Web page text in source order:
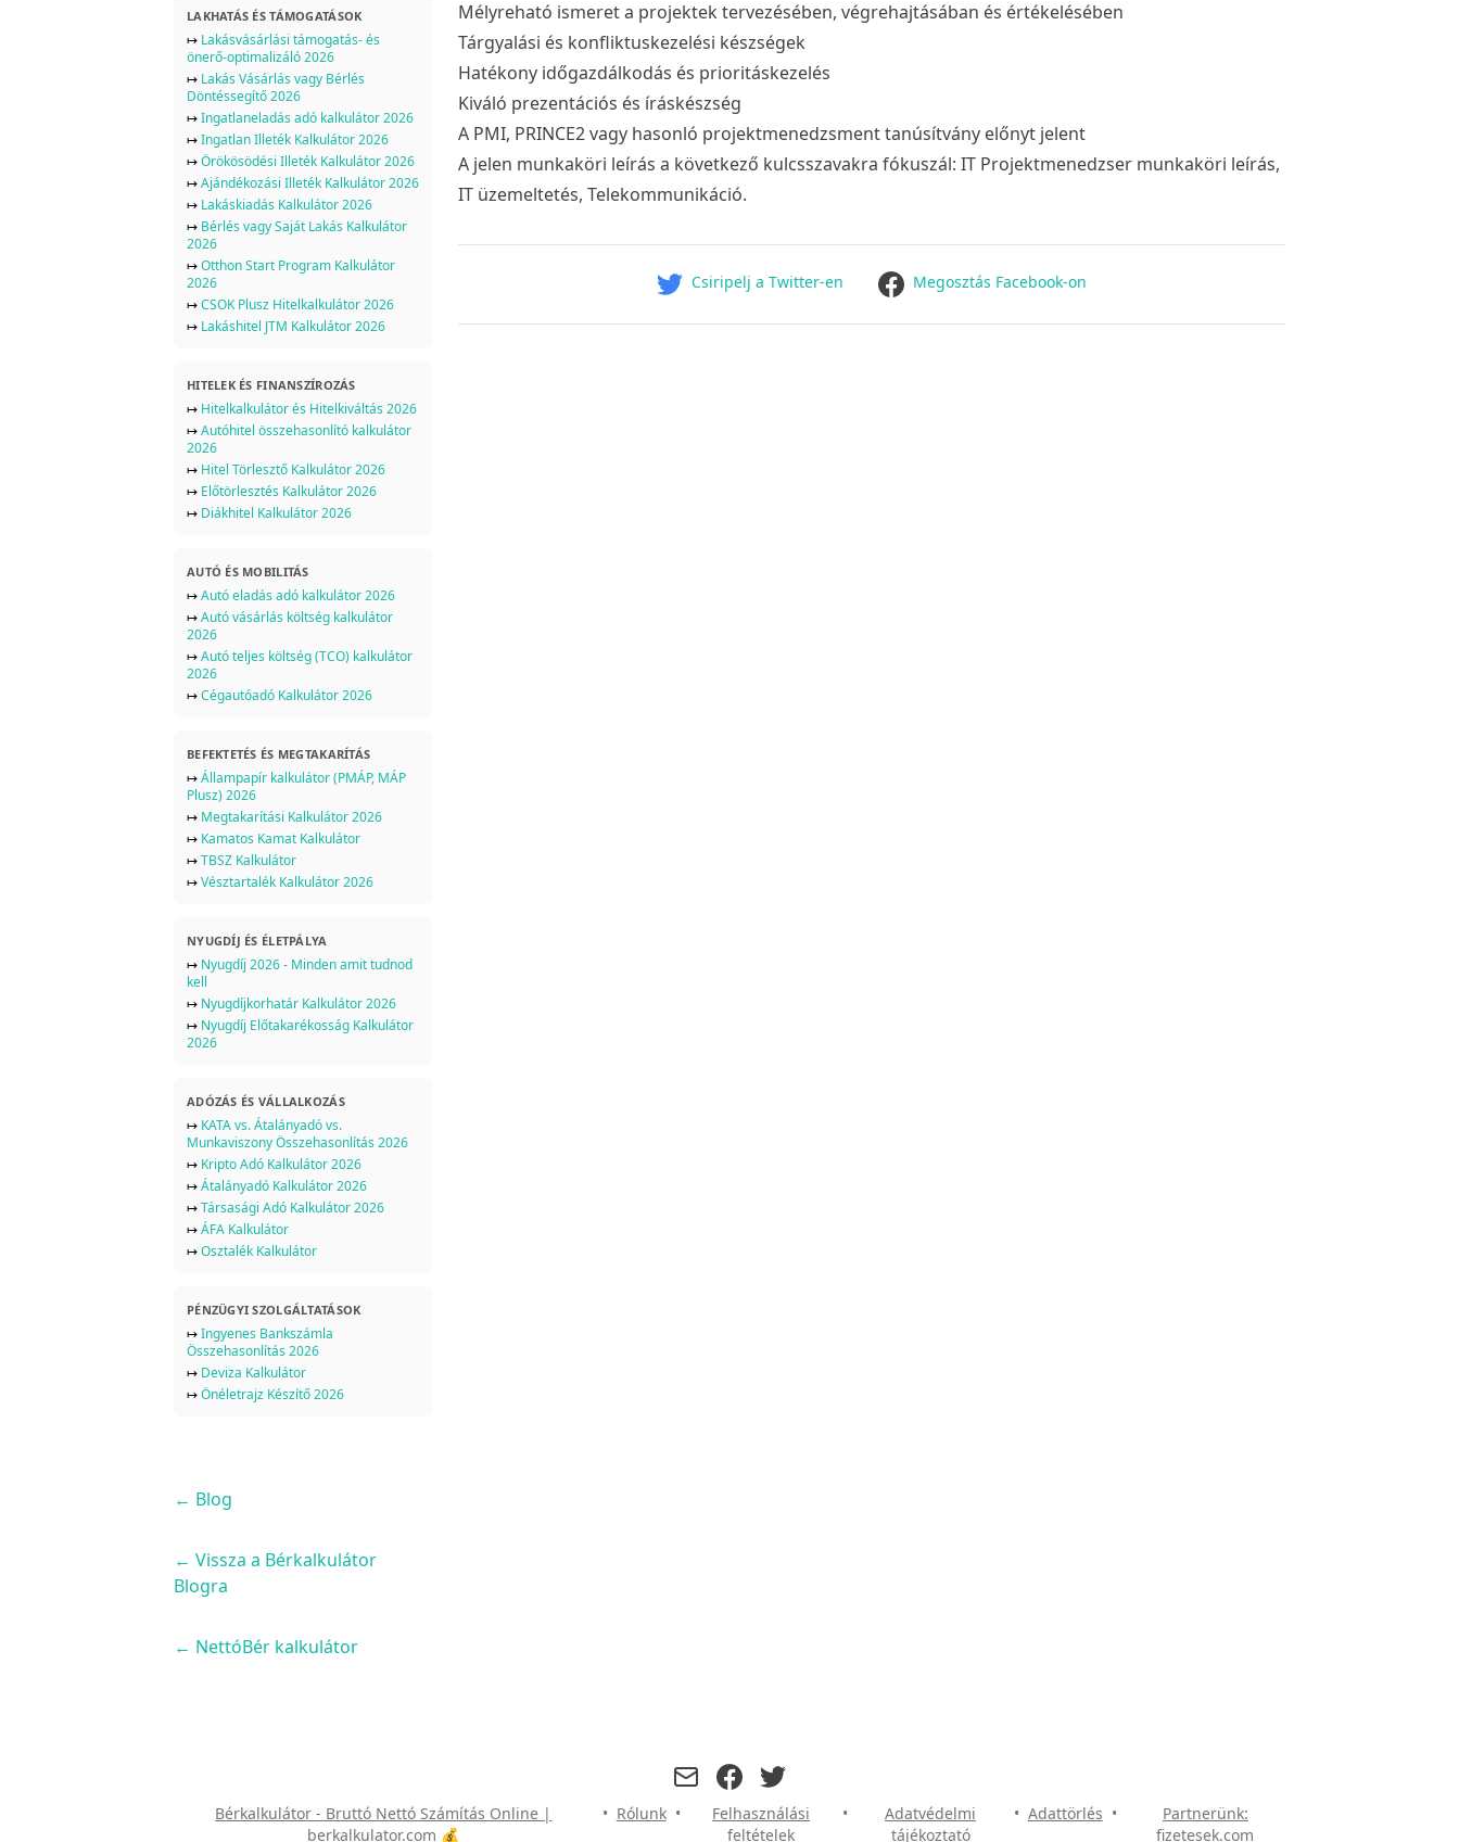
Mélyreható ismeret a projektek tervezésében, végrehajtásában és értékelésében
Tárgyalási és konfliktuskezelési készségek
Hatékony időgazdálkodás és prioritáskezelés
Kiváló prezentációs és íráskészség
A PMI, PRINCE2 vagy hasonló projektmenedzsment tanúsítvány előnyt jelent
A jelen munkaköri leírás a következő kulcsszavakra fókuszál: IT Projektmenedzser munkaköri leírás,
IT üzemeltetés, Telekommunikáció.
Csiripelj a Twitter-en facebookMegosztás Facebook-on
LAKHATÁS ÉS TÁMOGATÁSOK
↦ Lakásvásárlási támogatás- és
önerő-optimalizáló 2026
↦ Lakás Vásárlás vagy Bérlés
Döntéssegítő 2026
↦Ingatlaneladás adó kalkulátor 2026
↦Ingatlan Illeték Kalkulátor 2026
↦Örökösödési Illeték Kalkulátor 2026
↦Ajándékozási Illeték Kalkulátor 2026
↦ Lakáskiadás Kalkulátor 2026
↦ Bérlés vagy Saját Lakás Kalkulátor
2026
↦Otthon Start Program Kalkulátor
2026
↦CSOK Plusz Hitelkalkulátor 2026
↦ Lakáshitel JTM Kalkulátor 2026
HITELEK ÉS FINANSZÍROZÁS
↦ Hitelkalkulátor és Hitelkiváltás 2026
↦Autóhitel összehasonlító kalkulátor
2026
↦ Hitel Törlesztő Kalkulátor 2026
↦ Előtörlesztés Kalkulátor 2026
↦ Diákhitel Kalkulátor 2026
AUTÓ ÉS MOBILITÁS
↦Autó eladás adó kalkulátor 2026
↦Autó vásárlás költség kalkulátor
2026
↦Autó teljes költség (TCO) kalkulátor
2026
↦Cégautóadó Kalkulátor 2026
BEFEKTETÉS ÉS MEGTAKARÍTÁS
↦Állampapír kalkulátor (PMÁP, MÁP
Plusz) 2026
↦ Megtakarítási Kalkulátor 2026
↦ Kamatos Kamat Kalkulátor
↦TBSZ Kalkulátor
↦Vésztartalék Kalkulátor 2026
NYUGDÍJ ÉS ÉLETPÁLYA
↦ Nyugdíj 2026 - Minden amit tudnod
kell
↦ Nyugdíjkorhatár Kalkulátor 2026
↦ Nyugdíj Előtakarékosság Kalkulátor
2026
ADÓZÁS ÉS VÁLLALKOZÁS
↦ KATA vs. Átalányadó vs.
Munkaviszony Összehasonlítás 2026
↦ Kripto Adó Kalkulátor 2026
↦Átalányadó Kalkulátor 2026
↦Társasági Adó Kalkulátor 2026
↦ÁFA Kalkulátor
↦Osztalék Kalkulátor
PÉNZÜGYI SZOLGÁLTATÁSOK
↦Ingyenes Bankszámla
Összehasonlítás 2026
↦ Deviza Kalkulátor
↦Önéletrajz Készítő 2026
← Blog
← Vissza a Bérkalkulátor
Blogra
← NettóBér kalkulátor
facebooktwitter
Bérkalkulátor - Bruttó Nettó Számítás Online |
berkalkulator.com 💰
• Rólunk •
Felhasználási
feltételek
•
Adatvédelmi
tájékoztató
• Adattörlés •
Partnerünk:
fizetesek.com